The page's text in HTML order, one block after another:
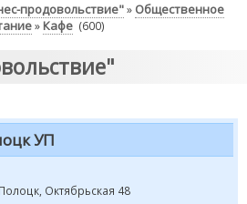
продовольствие"» Общественное
» Кафе(600)
УП
Октябрьская 48